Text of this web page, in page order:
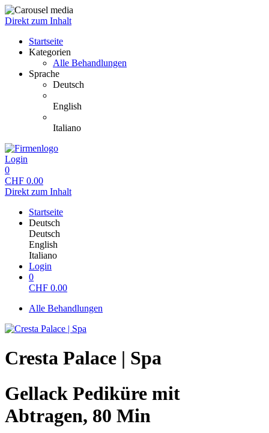
Direkt zum Inhalt
Startseite
Kategorien
Alle Behandlungen
Sprache
Deutsch
English
Italiano
Login
0
CHF 0.00
Direkt zum Inhalt
Startseite
Deutsch
Deutsch
English
Italiano
Login
0
CHF 0.00
Alle Behandlungen
Cresta Palace | Spa
Gellack Pediküre mit
Abtragen, 80 Min